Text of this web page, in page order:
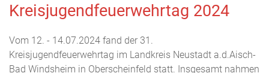
Kreisjugendfeuerwehrtag 2024
Vom 12. - 14.07.2024 fand der 31.
Kreisjugendfeuerwehrtag im Landkreis Neustadt a.d.Aisch-
Bad Windsheim in Oberscheinfeld statt. Insgesamt nahmen